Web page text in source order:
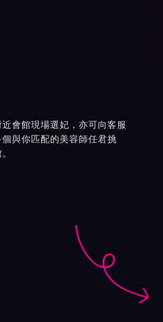
會館現場選妃，亦可向客服
與你匹配的美容師任君挑
